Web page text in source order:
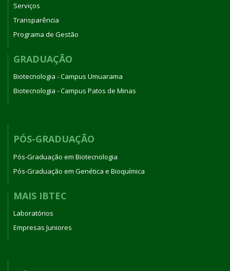
Serviços
Transparência
Programa de Gestão
GRADUAÇÃO
Biotecnologia - Campus Umuarama
Biotecnologia - Campus Patos de Minas
PÓS-GRADUAÇÃO
Pós-Graduação em Biotecnologia
Pós-Graduação em Genética e Bioquímica
MAIS IBTEC
Laboratórios
Empresas Juniores